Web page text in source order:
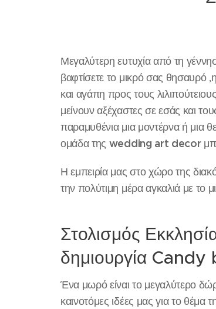
Μεγαλύτερη ευτυχία από τη
βαφτίσετε το μικρό σας θησαυρό
και αγάπη προς τους
μείνουν αξέχαστες σε εσάς και
παραμυθένια μια μοντέρνα ή μια
ομάδα της wedding art decor
Η εμπειρία μας στο χώρο της
την πολύτιμη μέρα αγκαλιά με το
Στολισμός
δημιουργία Candy
Ένα μωρό είναι το μεγαλύτερο
καινοτόμες ιδέες μας για το θέμα